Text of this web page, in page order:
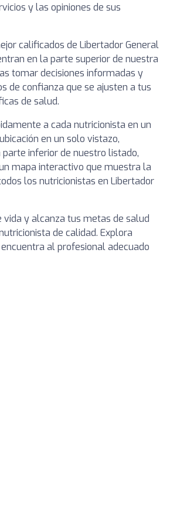
y las opiniones de sus
calificados de Libertador General
en la parte superior de nuestra
tomar decisiones informadas y
de confianza que se ajusten a tus
de salud.
a cada nutricionista en un
en un solo vistazo,
inferior de nuestro listado,
mapa interactivo que muestra la
los nutricionistas en Libertador
vida y alcanza tus metas de salud
de calidad. Explora
al profesional adecuado